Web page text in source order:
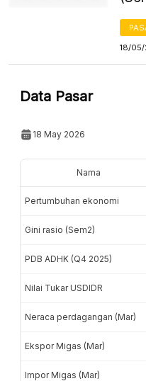
18/
Data Pasar
18 May 2026
Nama
Pertumbuhan ekonomi
Gini rasio (Sem2)
PDB ADHK (Q4 2025)
Nilai Tukar USDIDR
Neraca perdagangan (Mar)
Ekspor Migas (Mar)
Impor Migas (Mar)